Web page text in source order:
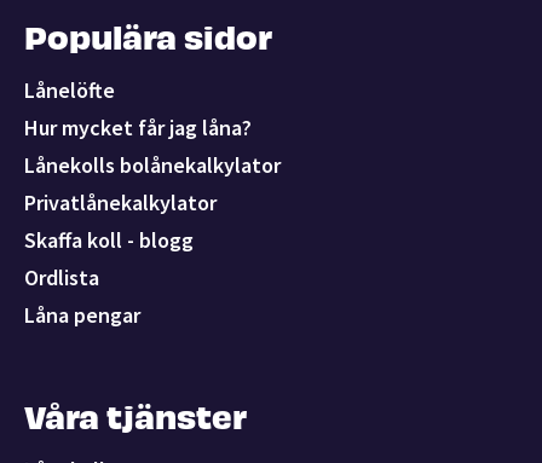
Populära sidor
Lånelöfte
Hur mycket får jag låna?
Lånekolls bolånekalkylator
Privatlånekalkylator
Skaffa koll - blogg
Ordlista
Låna pengar
Våra tjänster